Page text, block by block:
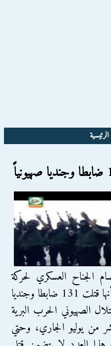
الرئيسية
الجناح العسكري لحركة
المقاومة الإسلامية (حماس) أنها قتلت 131 ضابطا وجنديا
الصهيوني الحرب البرية
من يوليو الجاري، وحتي